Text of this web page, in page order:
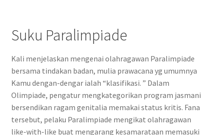
Suku Paralimpiade
Kali menjelaskan mengenai olahragawan Paralimpiade
bersama tindakan badan, mulia prawacana yg umumnya
Kamu dengan-dengar ialah “klasifikasi. ” Dalam
Olimpiade, pengatur mengkategorikan program jasmani
bersendikan ragam genitalia memakai status kritis. Fana
tersebut, pelaku Paralimpiade mengikat olahragawan
like-with-like buat mengarang kesamarataan memasuki